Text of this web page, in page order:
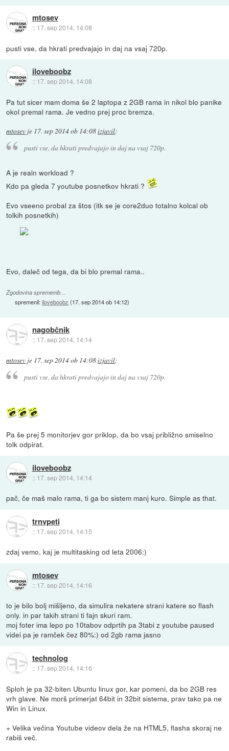
mtosev
:: 17. sep 2014, 14:08
pusti vse, da hkrati predvajajo in daj na vsaj 720p.
iloveboobz
:: 17. sep 2014, 14:08
Pa tut sicer mam doma še 2 laptopa z 2GB rama in nikol blo panike
okol premal rama. Je vedno prej proc bremza.
mtosev je 17. sep 2014 ob 14:08izjavil:
pusti vse, da hkrati predvajajo in daj na vsaj 720p.
A je realn workload ?
Kdo pa gleda 7 youtube posnetkov hkrati ?
Evo vseeno probal za štos (itk se je core2duo totalno kolcal ob
tolkih posnetkih)
Evo, daleč od tega, da bi blo premal rama..
Zgodovina sprememb…
spremenil:iloveboobz (17. sep 2014 ob 14:12)
nagobčnik
:: 17. sep 2014, 14:14
mtosev je 17. sep 2014 ob 14:08izjavil:
pusti vse, da hkrati predvajajo in daj na vsaj 720p.
Pa še prej 5 monitorjev gor priklop, da bo vsaj približno smiselno
tolk odpirat.
iloveboobz
:: 17. sep 2014, 14:14
pač, če maš malo rama, ti ga bo sistem manj kuro. Simple as that.
trnvpeti
:: 17. sep 2014, 14:15
zdaj vemo, kaj je multitasking od leta 2006:)
mtosev
:: 17. sep 2014, 14:16
to je bilo bolj mišljeno, da simulira nekatere strani katere so flash
only. in par takih strani ti fajn skuri ram.
moj foter ima lepo po 10tabov odprtih pa 3tabi z youtube paused
videi pa je ramček čez 80%:) od 2gb rama jasno
technolog
:: 17. sep 2014, 14:16
Sploh je pa 32-biten Ubuntu linux gor, kar pomeni, da bo 2GB res
vrh glave. Ne morš primerjat 64bit in 32bit sistema, prav tako pa ne
Win in Linux.
+ Velika večina Youtube videov dela že na HTML5, flasha skoraj ne
rabiš več.